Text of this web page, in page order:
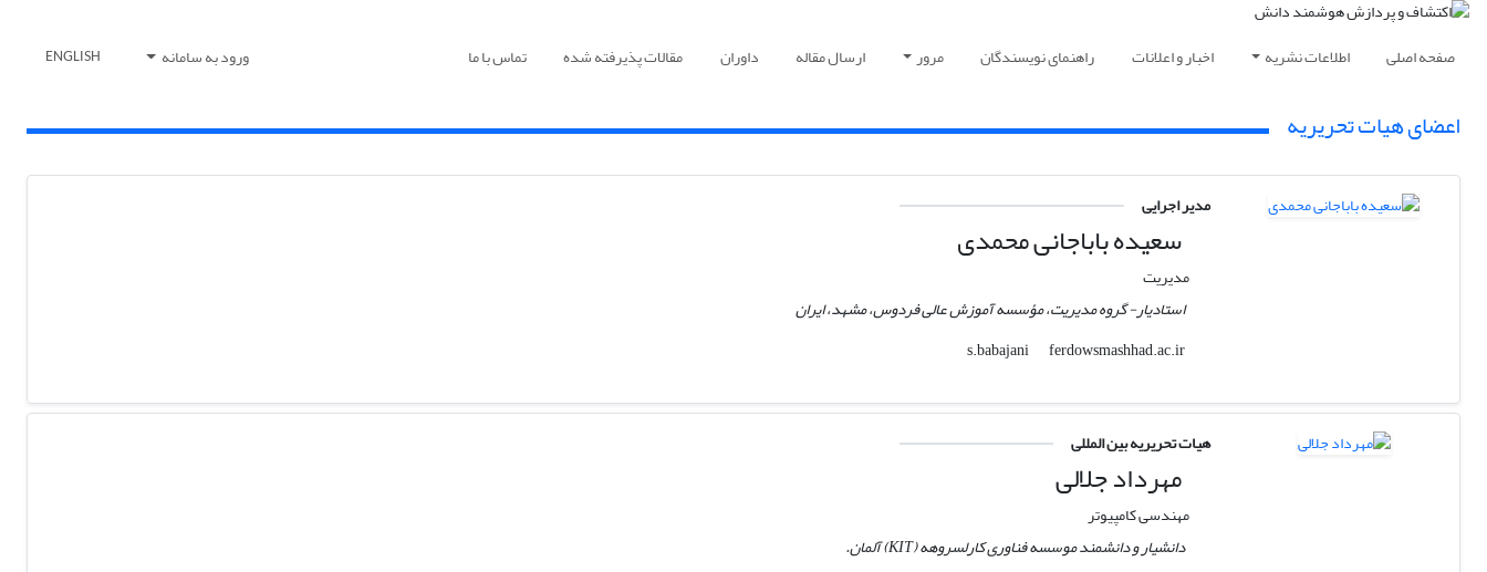
صفحه اصلی اطلاعات نشریه اخبار و اعلانات راهنمای نویسندگان مرور ارسال مقاله داوران مقالات پذیرفته شده تماس با ما ورود به سامانه ENGLISH
اعضای هیات تحریریه
مدیر اجرایی
سعیده باباجانی محمدی
مدیریت
استادیار- گروه مدیریت، مؤسسه آموزش عالی فردوس، مشهد، ایران
s.babajani
ferdowsmashhad.ac.ir
هیات تحریریه بین المللی
مهرداد جلالی
مهندسی کامپیوتر
دانشیار و دانشمند موسسه فناوری کارلسروهه (KIT) آلمان.